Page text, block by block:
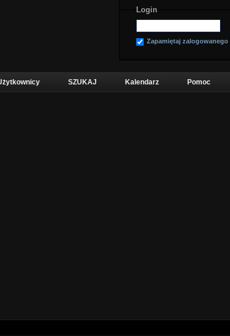
Login
Zapamiętaj zalogowanego
SZUKAJ Kalendarz Pomoc